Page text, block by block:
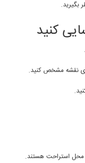
بگیرید.
کنید
نقشه مشخص کنید.
و محل استراحت هستند.